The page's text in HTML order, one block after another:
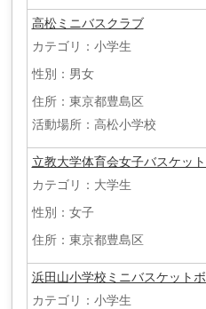
高松ミニバスクラブ
カテゴリ：小学生
性別：男女
住所：東京都豊島区
活動場所：高松小学校
立教大学体育会女子バスケッ
カテゴリ：大学生
性別：女子
住所：東京都豊島区
浜田山小学校ミニバスケット
カテゴリ：小学生